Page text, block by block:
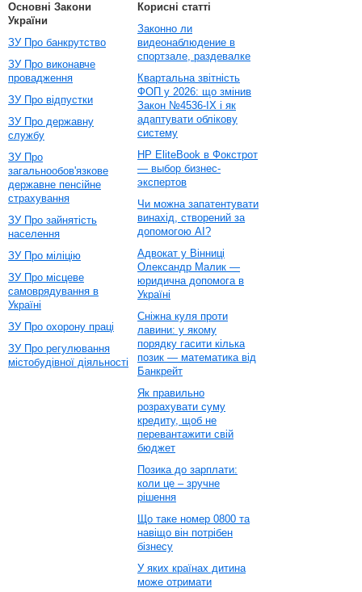
Основні Закони
України
ЗУ Про банкрутство
ЗУ Про виконавче
провадження
ЗУ Про відпустки
ЗУ Про державну
службу
ЗУ Про
загальнообов'язкове
державне пенсійне
страхування
ЗУ Про зайнятість
населення
ЗУ Про міліцію
ЗУ Про місцеве
самоврядування в
Україні
ЗУ Про охорону праці
ЗУ Про регулювання
містобудівної діяльності
Корисні статті
Законно ли
видеонаблюдение в
спортзале, раздевалке
Квартальна звітність
ФОП у 2026: що змінив
Закон №4536-IX і як
адаптувати облікову
систему
HP EliteBook в Фокстрот
— выбор бизнес-
экспертов
Чи можна запатентувати
винахід, створений за
допомогою AI?
Адвокат у Вінниці
Олександр Малик —
юридична допомога в
Україні
Сніжна куля проти
лавини: у якому
порядку гасити кілька
позик — математика від
Банкрейт
Як правильно
розрахувати суму
кредиту, щоб не
перевантажити свій
бюджет
Позика до зарплати:
коли це – зручне
рішення
Що таке номер 0800 та
навіщо він потрібен
бізнесу
У яких країнах дитина
може отримати